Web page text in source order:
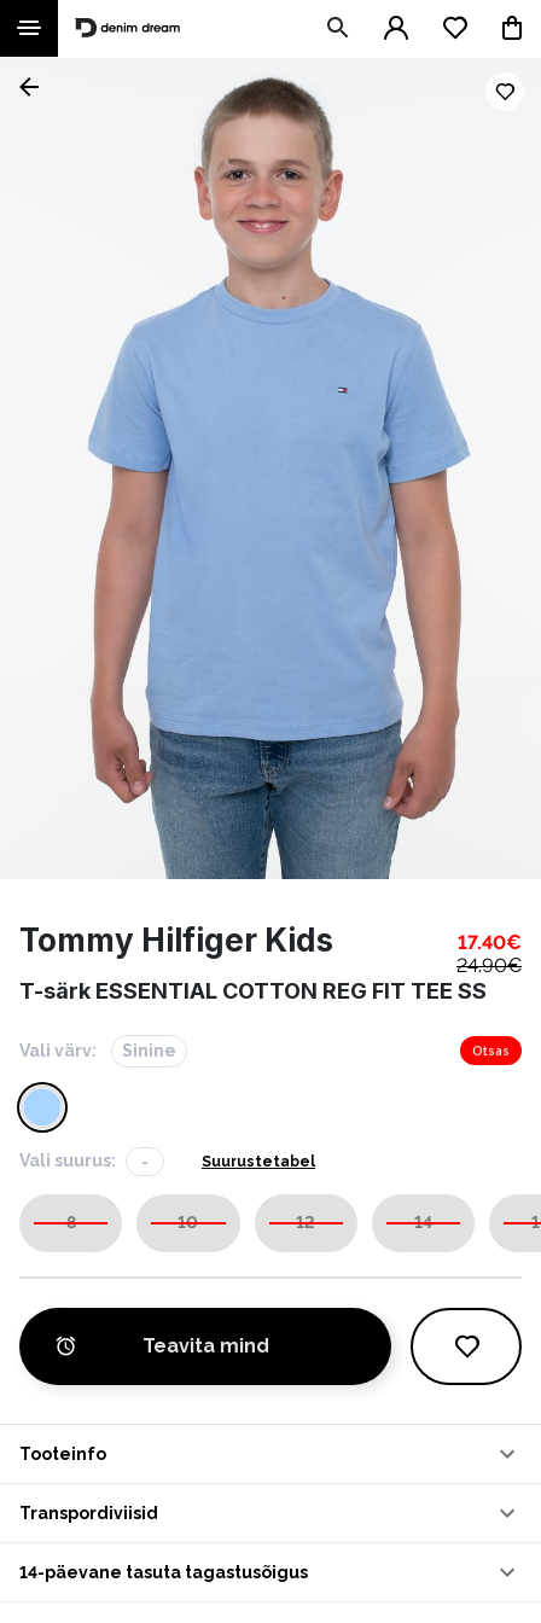
Tommy Hilfiger Kids 17.40€
24.90€
T-särk ESSENTIAL COTTON REG FIT TEE SS
Vali värv: Sinine Otsas
Vali suurus: - Suurustetabel
8 10 12 14
Teavita mind
Tooteinfo
Transpordiviisid
14-päevane tasuta tagastusõigus